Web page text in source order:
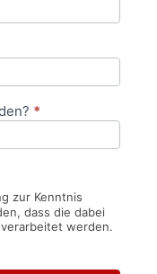
*
zur Kenntnis
dass die dabei
werden.